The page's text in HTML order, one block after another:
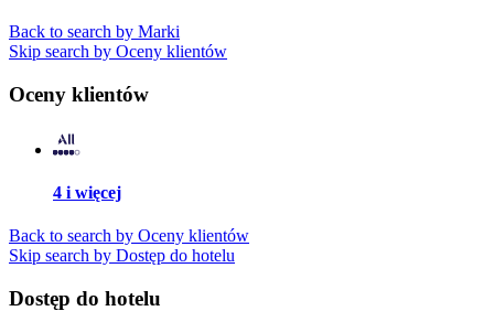
Back to search by Marki
Skip search by Oceny klientów
Oceny klientów
4 i więcej
Back to search by Oceny klientów
Skip search by Dostęp do hotelu
Dostęp do hotelu